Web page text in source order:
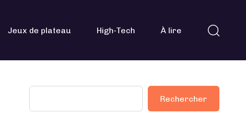
Jeux de plateau High-Tech À lire
Rechercher
Rechercher